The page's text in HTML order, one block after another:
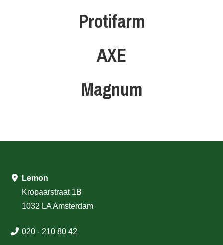
Protifarm
AXE
Magnum
Lemon
Kropaarstraat 1B
1032 LA Amsterdam
020 - 210 80 42